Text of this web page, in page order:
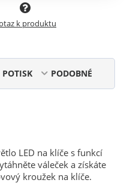
k produktu
POTISK PODOBNÉ
LED na klíče s funkcí
váleček a získáte
kroužek na klíče.